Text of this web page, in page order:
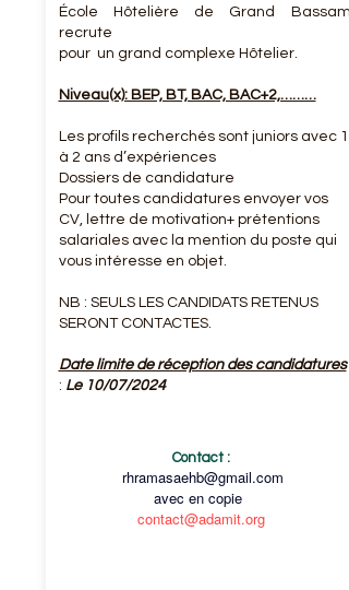
École Hôtelière de Grand Bassam
recrute
pour un grand complexe Hôtelier.
Niveau(x): BEP, BT, BAC, BAC+2,………
Les profils recherchés sont juniors avec 1
à 2 ans d’expériences
Dossiers de candidature
Pour toutes candidatures envoyer vos
CV, lettre de motivation+ prétentions
salariales avec la mention du poste qui
vous intéresse en objet.
NB : SEULS LES CANDIDATS RETENUS
SERONT CONTACTES.
Date limite de réception des candidatures
: Le 10/07/2024
Contact :
rhramasaehb@gmail.com
avec en copie
contact@adamit.org